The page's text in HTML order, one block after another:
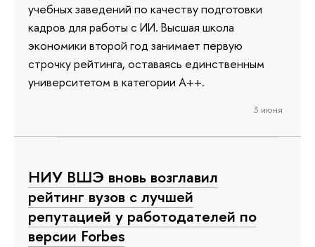
учебных заведений по качеству подготовки
кадров для работы с ИИ. Высшая школа
экономики второй год занимает первую
строчку рейтинга, оставаясь единственным
университетом в категории A++.
3 июня
НИУ ВШЭ вновь возглавил
рейтинг вузов с лучшей
репутацией у работодателей по
версии Forbes